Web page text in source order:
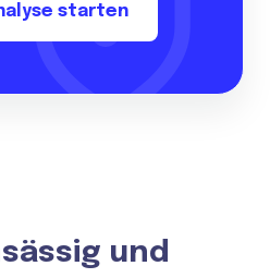
starten
und